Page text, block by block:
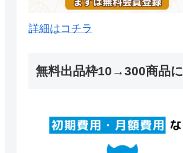
詳細はコチラ
無料出品枠10→300商品に